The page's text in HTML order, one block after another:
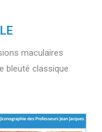
maculaires
bleuté classique